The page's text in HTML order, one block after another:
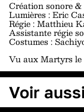
Création sonore
Lumières : Eric
Régie : Matthieu
Assistante régie
Costumes :
Vu aux Martyrs le
Voir